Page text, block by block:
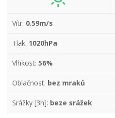
Vítr: 0.59m/s
Tlak: 1020hPa
Vlhkost: 56%
Oblačnost: bez mraků
Srážky [3h]: beze srážek